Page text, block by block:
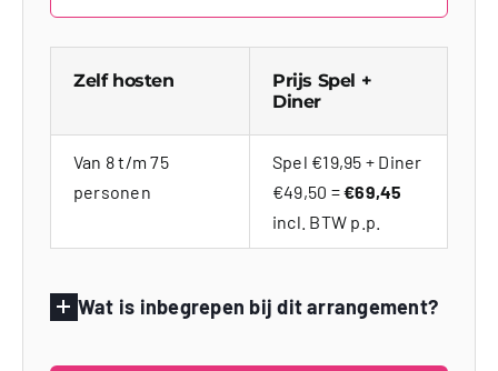
Zelf hosten
Prijs Spel +
Diner
Van 8 t/m 75
personen
Spel €19,95 + Diner
€49,50 =€69,45
incl. BTW p.p.
Wat is inbegrepen bij dit arrangement?